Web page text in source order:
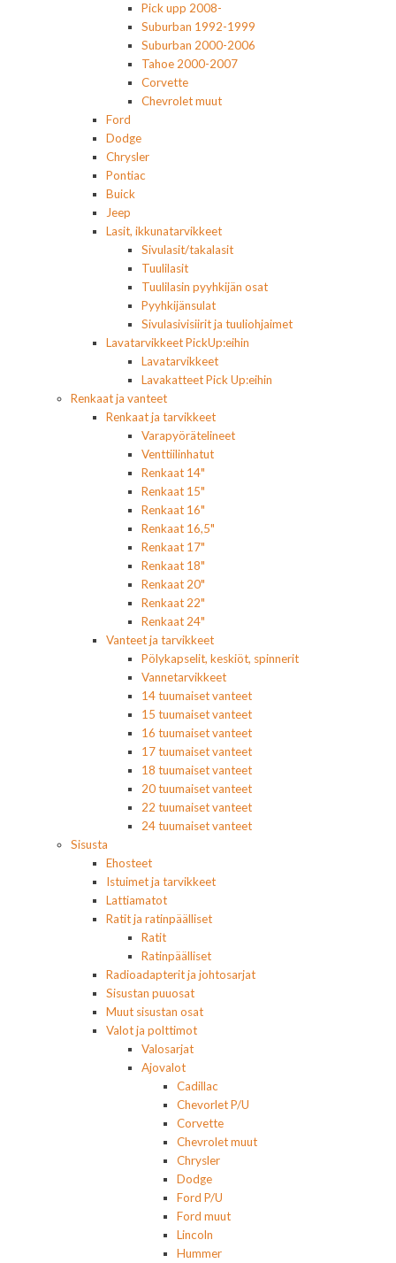
Pick upp 2008-
Suburban 1992-1999
Suburban 2000-2006
Tahoe 2000-2007
Corvette
Chevrolet muut
Ford
Dodge
Chrysler
Pontiac
Buick
Jeep
Lasit, ikkunatarvikkeet
Sivulasit/takalasit
Tuulilasit
Tuulilasin pyyhkijän osat
Pyyhkijänsulat
Sivulasivisiirit ja tuuliohjaimet
Lavatarvikkeet PickUp:eihin
Lavatarvikkeet
Lavakatteet Pick Up:eihin
Renkaat ja vanteet
Renkaat ja tarvikkeet
Varapyörätelineet
Venttiilinhatut
Renkaat 14"
Renkaat 15"
Renkaat 16"
Renkaat 16,5"
Renkaat 17"
Renkaat 18"
Renkaat 20"
Renkaat 22"
Renkaat 24"
Vanteet ja tarvikkeet
Pölykapselit, keskiöt, spinnerit
Vannetarvikkeet
14 tuumaiset vanteet
15 tuumaiset vanteet
16 tuumaiset vanteet
17 tuumaiset vanteet
18 tuumaiset vanteet
20 tuumaiset vanteet
22 tuumaiset vanteet
24 tuumaiset vanteet
Sisusta
Ehosteet
Istuimet ja tarvikkeet
Lattiamatot
Ratit ja ratinpäälliset
Ratit
Ratinpäälliset
Radioadapterit ja johtosarjat
Sisustan puuosat
Muut sisustan osat
Valot ja polttimot
Valosarjat
Ajovalot
Cadillac
Chevorlet P/U
Corvette
Chevrolet muut
Chrysler
Dodge
Ford P/U
Ford muut
Lincoln
Hummer